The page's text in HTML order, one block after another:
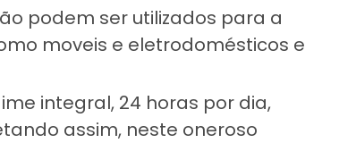
podem ser utilizados para a
moveis e eletrodomésticos e
integral, 24 horas por dia,
assim, neste oneroso